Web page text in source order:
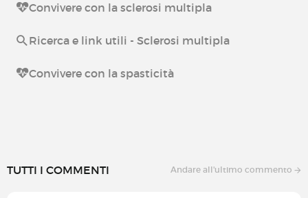
Convivere con la sclerosi multipla
Ricerca e link utili - Sclerosi multipla
Convivere con la spasticità
TUTTI I COMMENTI Andare all'ultimo commento